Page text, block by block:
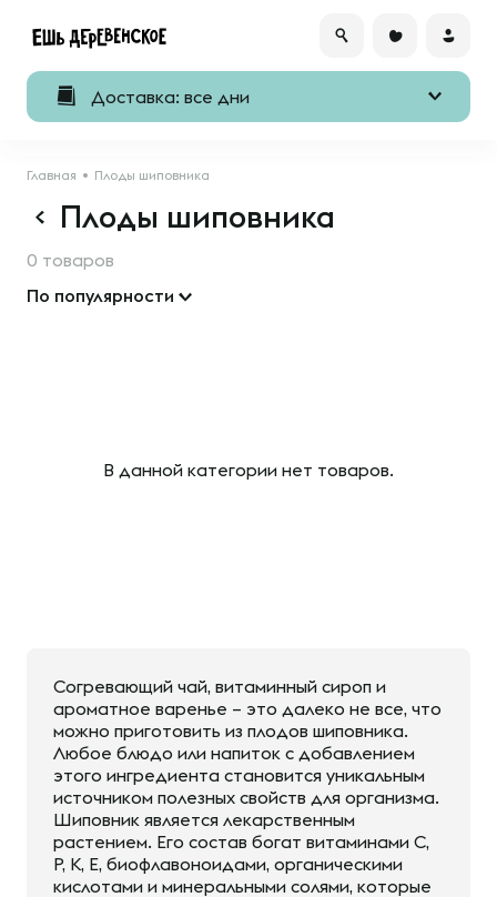
Доставка: все дни
Главная Плоды шиповника
Плоды шиповника
0 товаров
По популярности
В данной категории нет товаров.
Согревающий чай, витаминный сироп и
ароматное варенье – это далеко не все, что
можно приготовить из плодов шиповника.
Любое блюдо или напиток с добавлением
этого ингредиента становится уникальным
источником полезных свойств для организма.
Шиповник является лекарственным
растением. Его состав богат витаминами С,
Р, К, Е, биофлавоноидами, органическими
кислотами и минеральными солями, которые